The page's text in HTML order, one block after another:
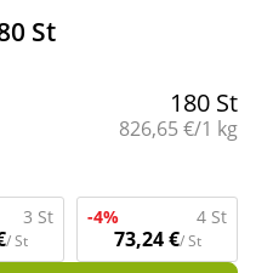
St
180 St
Grundpreis:
826,65 €/1 kg
3 St
/ St
-4% 4 St
73,24 €/ St